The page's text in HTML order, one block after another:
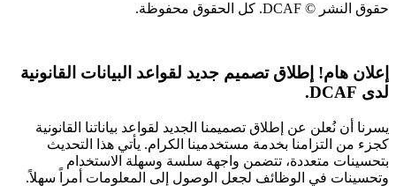
حقوق النشر © DCAF. كل الحقوق محفوظة.
إعلان هام! إطلاق تصميم جديد لقواعد البيانات القانونية
لدى DCAF.
يسرنا أن نُعلن عن إطلاق تصميمنا الجديد لقواعد بياناتنا القانونية
كجزء من التزامنا بخدمة مستخدمينا الكرام. يأتي هذا التحديث
بتحسينات متعددة، تتضمن واجهة سلسة وسهلة الاستخدام
وتحسينات في الوظائف لجعل الوصول إلى المعلومات أمراً سهلاً.